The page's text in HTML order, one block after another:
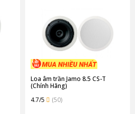
Loa âm trần Jamo 8.5 CS-T
(Chính Hãng)
4.7/5
(50)